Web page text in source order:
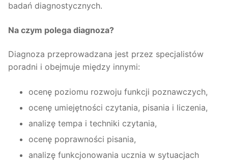
badań diagnostycznych.
Na czym polega diagnoza?
Diagnoza przeprowadzana jest przez specjalistów
poradni i obejmuje między innymi:
ocenę poziomu rozwoju funkcji poznawczych,
ocenę umiejętności czytania, pisania i liczenia,
analizę tempa i techniki czytania,
ocenę poprawności pisania,
analizę funkcjonowania ucznia w sytuacjach